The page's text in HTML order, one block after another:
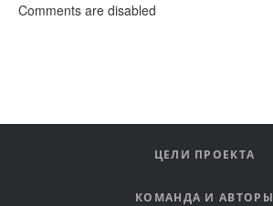
Comments are disabled
ЦЕЛИ ПРОЕКТА
КОМАНДА И АВТОРЫ